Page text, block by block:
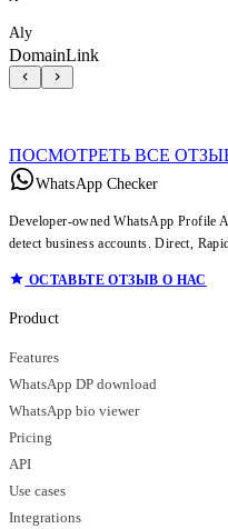
Aly
DomainLink
ПОСМОТРЕТЬ ВСЕ
WhatsApp Checker
Developer-owned WhatsApp Profile
detect business accounts. Direct,
ОСТАВЬТЕ ОТЗЫВ О НАС
Product
Features
WhatsApp DP download
WhatsApp bio viewer
Pricing
API
Use cases
Integrations